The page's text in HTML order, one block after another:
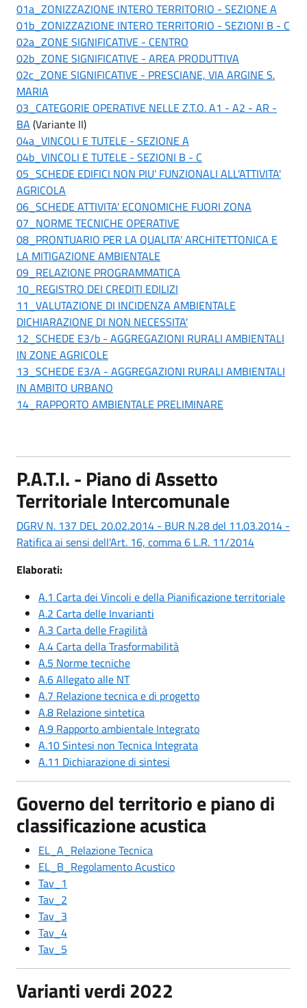
01a_ZONIZZAZIONE INTERO TERRITORIO - SEZIONE A
01b_ZONIZZAZIONE INTERO TERRITORIO - SEZIONI B - C
02a_ZONE SIGNIFICATIVE - CENTRO
02b_ZONE SIGNIFICATIVE - AREA PRODUTTIVA
02c_ZONE SIGNIFICATIVE - PRESCIANE, VIA ARGINE S.
MARIA
03_CATEGORIE OPERATIVE NELLE Z.T.O. A1 - A2 - AR -
BA (Variante II)
04a_VINCOLI E TUTELE - SEZIONE A
04b_VINCOLI E TUTELE - SEZIONI B - C
05_SCHEDE EDIFICI NON PIU' FUNZIONALI ALL'ATTIVITA'
AGRICOLA
06_SCHEDE ATTIVITA' ECONOMICHE FUORI ZONA
07_NORME TECNICHE OPERATIVE
08_PRONTUARIO PER LA QUALITA' ARCHITETTONICA E
LA MITIGAZIONE AMBIENTALE
09_RELAZIONE PROGRAMMATICA
10_REGISTRO DEI CREDITI EDILIZI
11_VALUTAZIONE DI INCIDENZA AMBIENTALE
DICHIARAZIONE DI NON NECESSITA'
12_SCHEDE E3/b - AGGREGAZIONI RURALI AMBIENTALI
IN ZONE AGRICOLE
13_SCHEDE E3/A - AGGREGAZIONI RURALI AMBIENTALI
IN AMBITO URBANO
14_RAPPORTO AMBIENTALE PRELIMINARE
P.A.T.I. - Piano di Assetto
Territoriale Intercomunale
DGRV N. 137 DEL 20.02.2014 - BUR N.28 del 11.03.2014 -
Ratifica ai sensi dell'Art. 16, comma 6 L.R. 11/2014
Elaborati:
A.1 Carta dei Vincoli e della Pianificazione territoriale
A.2 Carta delle Invarianti
A.3 Carta delle Fragilità
A.4 Carta della Trasformabilità
A.5 Norme tecniche
A.6 Allegato alle NT
A.7 Relazione tecnica e di progetto
A.8 Relazione sintetica
A.9 Rapporto ambientale Integrato
A.10 Sintesi non Tecnica Integrata
A.11 Dichiarazione di sintesi
Governo del territorio e piano di
classificazione acustica
EL_A_Relazione Tecnica
EL_B_Regolamento Acustico
Tav_1
Tav_2
Tav_3
Tav_4
Tav_5
Varianti verdi 2022